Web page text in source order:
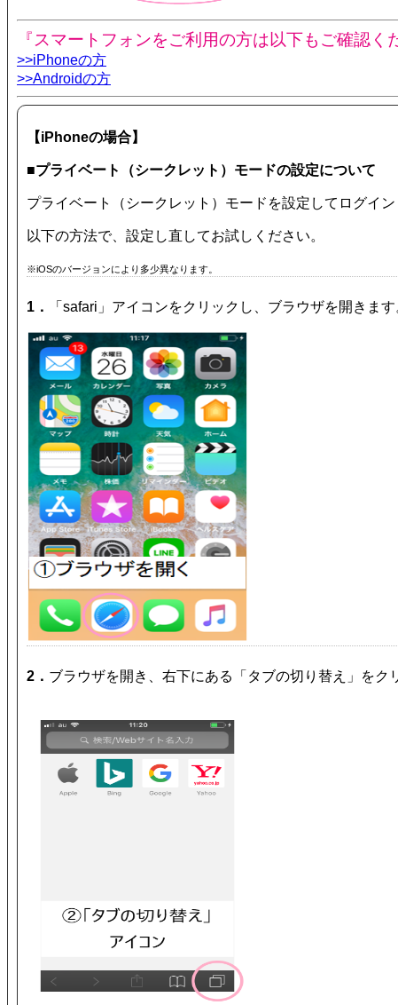
『スマートフォンをご利用の方は以下もご確認く
>>iPhoneの方
>>Androidの方
【iPhoneの場合】
■プライベート（シークレット）モードの設定について
プライベート（シークレット）モードを設定してログイ
以下の方法で、設定し直してお試しください。
※iOSのバージョンにより多少異なります。
1． 「safari」アイコンをクリックし、ブラウザを開きます
2． ブラウザを開き、右下にある「タブの切り替え」をク